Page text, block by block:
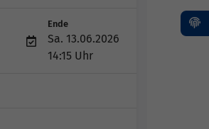
Ende
Sa. 13.06.2026
14:15 Uhr